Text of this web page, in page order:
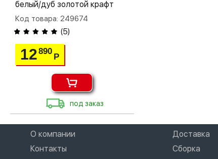
белый/дуб золотой крафт
Код товара: 249674
(5)
12890
Р
под заказ
О компании
Доставка
Контакты
Сборка